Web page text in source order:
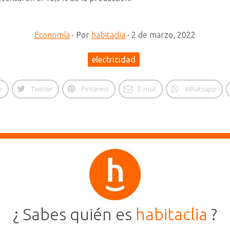
Economía · Por habitaclia · 2 de marzo, 2022
electricidad
Twitter Pinterest E-mail Whatsapp
¿ Sabes quién es habitaclia ?